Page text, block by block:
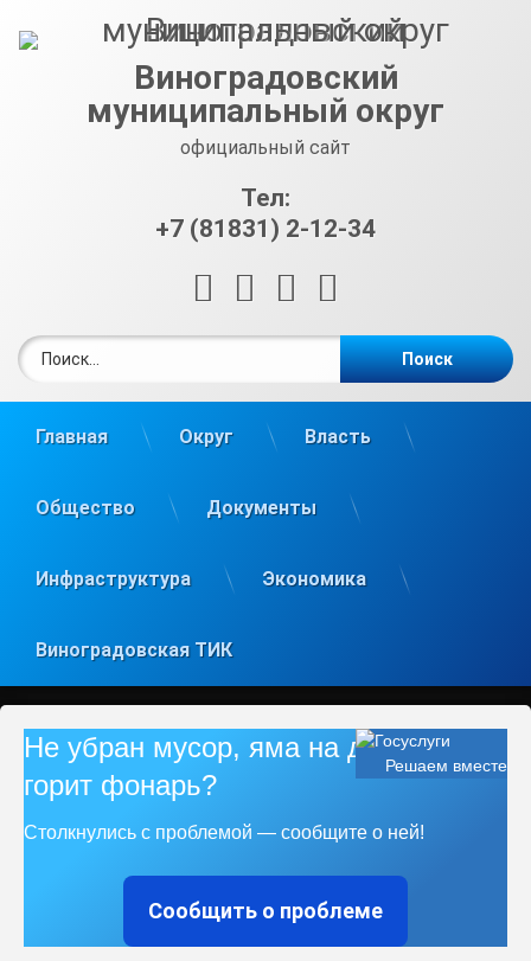
Виноградовский
муниципальный округ
официальный сайт
Тел:
+7 (81831) 2-12-34
RSS E-mailВКонтакте
Главная Округ Власть
Общество Документы
Инфраструктура Экономика
Виноградовская ТИК
Решаем вместе
Не убран мусор, яма на дороге, не
горит фонарь?
Столкнулись с проблемой — сообщите о ней!
Сообщить о проблеме